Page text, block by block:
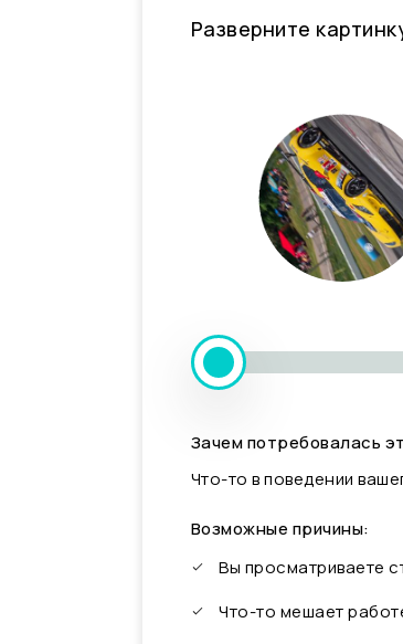
Разверните
Зачем потребовалась
Что-то в поведении
Возможные причины:
Вы просматриваете
Что-то мешает